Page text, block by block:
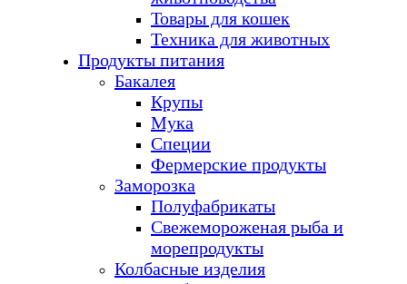
Товары для кошек
Техника для животных
Продукты питания
Бакалея
Крупы
Мука
Специи
Фермерские продукты
Заморозка
Полуфабрикаты
Свежемороженая рыба и
морепродукты
Колбасные изделия